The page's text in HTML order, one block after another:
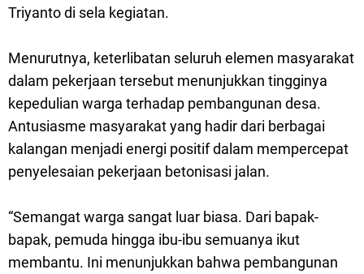
Triyanto di sela kegiatan.
Menurutnya, keterlibatan seluruh elemen masyarakat
dalam pekerjaan tersebut menunjukkan tingginya
kepedulian warga terhadap pembangunan desa.
Antusiasme masyarakat yang hadir dari berbagai
kalangan menjadi energi positif dalam mempercepat
penyelesaian pekerjaan betonisasi jalan.
“Semangat warga sangat luar biasa. Dari bapak-
bapak, pemuda hingga ibu-ibu semuanya ikut
membantu. Ini menunjukkan bahwa pembangunan